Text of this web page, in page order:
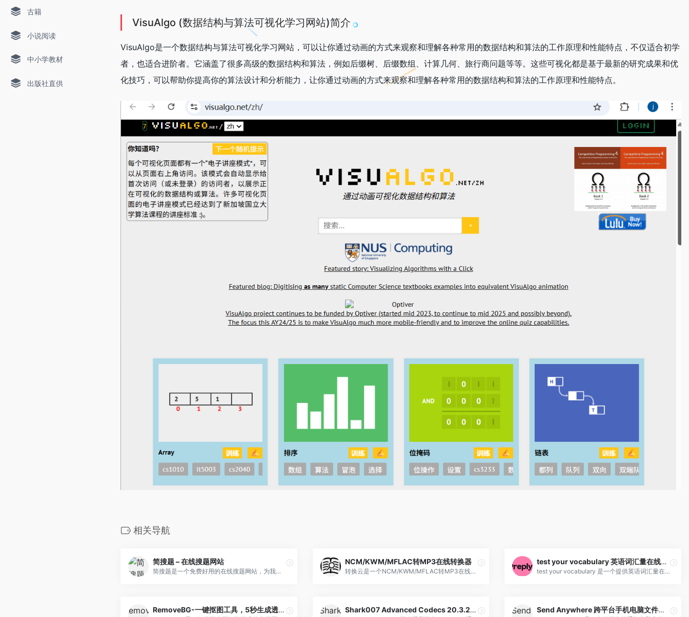
古籍
小说阅读
中小学教材
出版社直供
VisuAlgo (数据结构与算法可视化学习网站)简介
VisuAlgo是一个数据结构与算法可视化学习网站，可以让你通过动画的方式来观察和理解各种常用的数据结构和算法的工作原理和性能特点，不仅适合初学
者，也适合进阶者。它涵盖了很多高级的数据结构和算法，例如后缀树、后缀数组、计算几何、旅行商问题等等。这些可视化都是基于最新的研究成果和优
化技巧，可以帮助你提高你的算法设计和分析能力，让你通过动画的方式来观察和理解各种常用的数据结构和算法的工作原理和性能特点。
相关导航
简搜题 – 在线搜题网站
简搜题是一个免费好用的在线搜题网站，为我们提供免费快捷的在线搜题服务，该平台涵盖了职业资格考试、公务员考试、医药卫生资格考试、建筑工程考试、会计财务考试等多个专业领域的题库
NCM/KWM/MFLAC转MP3在线转换器
转换云是一个NCM/KWM/MFLAC转MP3在线转换器，能够帮助我们将ncm、mflac、kgm格式的音乐文件转换为MP3格式的文件
test your vocabulary 英语词汇量在线测试(含教程)
test your vocabulary 是一个提供英语词汇量在线测试的网站平台，能够帮助我们非常方便的测试自己的英语词汇量水平，该网站会通过一些简单的测试，它可以帮助你估算你的英语词汇量，不仅适合英语学习者，也适合英语母语者。
RemoveBG-一键抠图工具，5秒生成透明底图！ Shark007 Advanced Codecs 20.3.2万能影音解码器 Send Anywhere 跨平台手机电脑文件传输(含教程)